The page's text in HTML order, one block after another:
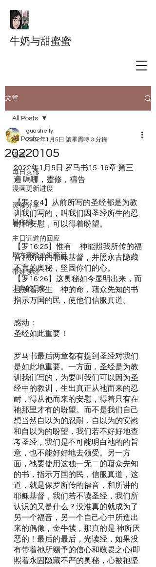
牛奶与甜蜜蜜
文章
All Posts
漫画
每日灵修
漫画更新进度
灵修分享
日化组
主日证道的回应
周六查经小组笔记
带娃读经
宋典的日常
All Posts
20220105
guo shelly
2022年1月5日 讀畢需時 3 分鐘
2022年1月5日 罗马书15-16章 第三
遍 嗎哪，靈修，禱告
【罗15:4】从前所写的圣经都是为教
训我们写的，叫我们因圣经所生的忍
耐和安慰，可以得着盼望。
【罗16:25】惟有　神能照我所传的福
音和所讲的耶稣基督，并照永古隐藏
不言的奥秘，坚固你们的心。
【罗16:26】这奥秘如今显明出来，而
且按着永生　神的命，藉众先知的书
指示万国的民，使他们信服真道。
感动：
圣经如此重要！
罗马书最后两章都有提到圣经对我们
是如此地重要。一方面，圣经是为教
训我们写的，为要叫我们可以因为圣
经中的教训，生出真正从祂而来的忍
耐，得从祂而来的安慰，得着只有在
祂那里才有的盼望。而不是我们自己
想当然自以为的忍耐，自以为的安慰
和自以为的盼望，我们若不好好地查
考圣经，我们是不可能明白祂的的旨
意，也不能好好地去领受。另一方
面，祂要使用这独一无二的藉众先知
的书，指示万国的民，信服真道，这
道，就是保罗所传的福音，和所讲的
耶稣基督，我们若不读圣经，我们所
认识的又是什么？没准真的就成为了
另一个福音，另一个自己心中所造出
来的偶像，金牛犊，那真的是 神所厌
恶的！最后的最后，光读经，如果没
有带着祂所赐予的信心和敬畏之心(即
照着永固隐藏不严的奥秘，心被祂坚